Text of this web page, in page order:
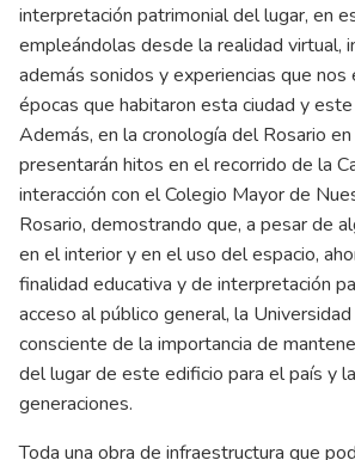
interpretación patrimonial del lugar, en
empleándolas desde la realidad virtual,
además sonidos y experiencias que
épocas que habitaron esta ciudad y este
Además, en la cronología del Rosario
presentarán hitos en el recorrido de la
interacción con el Colegio Mayor de
Rosario, demostrando que, a pesar de
en el interior y en el uso del espacio,
finalidad educativa y de interpretación
acceso al público general, la
consciente de la importancia de
del lugar de este edificio para el país y
generaciones.
Toda una obra de infraestructura que